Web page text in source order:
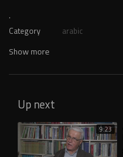
.
Category arabic
Show more
Up next
9:23